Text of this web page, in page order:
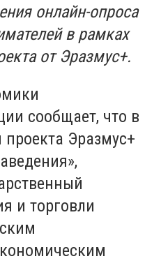
онлайн-опроса
в рамках
от Эразмус+.
сообщает, что в
Эразмус+
и торговли